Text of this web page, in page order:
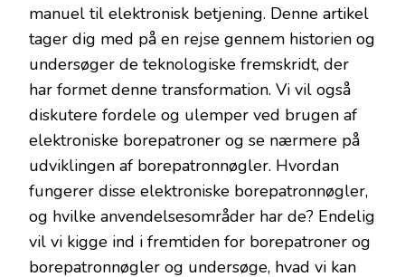
manuel til elektronisk betjening. Denne artikel
tager dig med på en rejse gennem historien og
undersøger de teknologiske fremskridt, der
har formet denne transformation. Vi vil også
diskutere fordele og ulemper ved brugen af
elektroniske borepatroner og se nærmere på
udviklingen af borepatronnøgler. Hvordan
fungerer disse elektroniske borepatronnøgler,
og hvilke anvendelsesområder har de? Endelig
vil vi kigge ind i fremtiden for borepatroner og
borepatronnøgler og undersøge, hvad vi kan